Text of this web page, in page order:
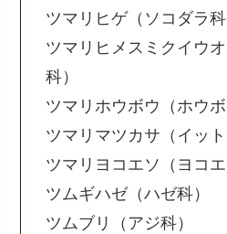
ツマリヒゲ（ソコダラ科
ツマリヒメスミクイウ
科）
ツマリホウボウ（ホウボ
ツマリマツカサ（イット
ツマリヨコエソ（ヨコエ
ツムギハゼ（ハゼ科）
ツムブリ（アジ科）